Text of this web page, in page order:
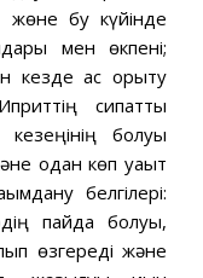
жөне бу күйінде
мен өкпені;
кезде ас қорыту
сипатты
болуы
одан көп уақыт
белгілері:
пайда болуы,
өзгереді және